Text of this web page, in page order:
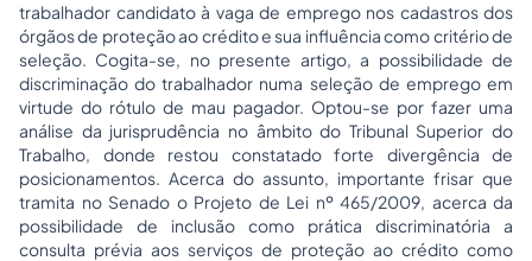
trabalhador candidato à vaga de emprego nos cadastros dos
órgãos de proteção ao crédito e sua influência como critério de
seleção. Cogita-se, no presente artigo, a possibilidade de
discriminação do trabalhador numa seleção de emprego em
virtude do rótulo de mau pagador. Optou-se por fazer uma
análise da jurisprudência no âmbito do Tribunal Superior do
Trabalho, donde restou constatado forte divergência de
posicionamentos. Acerca do assunto, importante frisar que
tramita no Senado o Projeto de Lei nº 465/2009, acerca da
possibilidade de inclusão como prática discriminatória a
consulta prévia aos serviços de proteção ao crédito como